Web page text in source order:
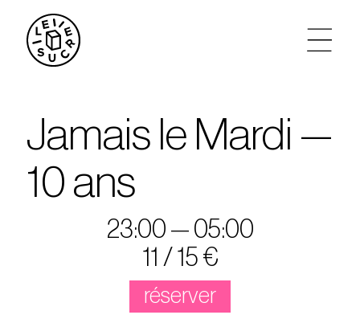
agenda
le sucre max
partenariats
Jamais le Mardi —
10 ans
23:00 — 05:00
11 / 15 €
réserver